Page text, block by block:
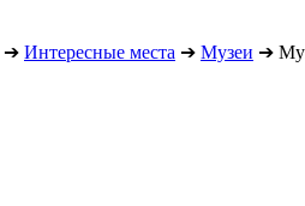
➔ Интересные места ➔ Музеи ➔